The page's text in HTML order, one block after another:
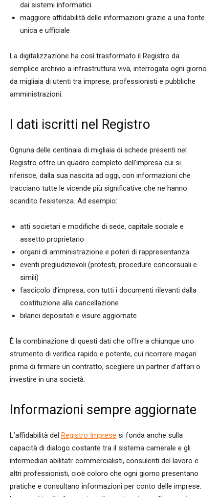
dai sistemi informatici
maggiore affidabilità delle informazioni grazie a una fonte
unica e ufficiale
La digitalizzazione ha così trasformato il Registro da
semplice archivio a infrastruttura viva, interrogata ogni giorno
da migliaia di utenti tra imprese, professionisti e pubbliche
amministrazioni.
I dati iscritti nel Registro
Ognuna delle centinaia di migliaia di schede presenti nel
Registro offre un quadro completo dell’impresa cui si
riferisce, dalla sua nascita ad oggi, con informazioni che
tracciano tutte le vicende più significative che ne hanno
scandito l’esistenza. Ad esempio:
atti societari e modifiche di sede, capitale sociale e
assetto proprietario
organi di amministrazione e poteri di rappresentanza
eventi pregiudizievoli (protesti, procedure concorsuali e
simili)
fascicolo d’impresa, con tutti i documenti rilevanti dalla
costituzione alla cancellazione
bilanci depositati e visure aggiornate
È la combinazione di questi dati che offre a chiunque uno
strumento di verifica rapido e potente, cui ricorrere magari
prima di firmare un contratto, scegliere un partner d’affari o
investire in una società.
Informazioni sempre aggiornate
L’affidabilità del Registro Imprese si fonda anche sulla
capacità di dialogo costante tra il sistema camerale e gli
intermediari abilitati: commercialisti, consulenti del lavoro e
altri professionisti, cioè coloro che ogni giorno presentano
pratiche e consultano informazioni per conto delle imprese.